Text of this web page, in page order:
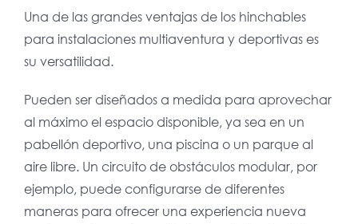
Una de las grandes ventajas de los hinchables
para instalaciones multiaventura y deportivas es
su versatilidad.
Pueden ser diseñados a medida para aprovechar
al máximo el espacio disponible, ya sea en un
pabellón deportivo, una piscina o un parque al
aire libre. Un circuito de obstáculos modular, por
ejemplo, puede configurarse de diferentes
maneras para ofrecer una experiencia nueva